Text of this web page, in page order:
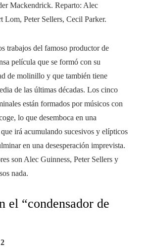
Mackendrick. Reparto: Alec
Lom, Peter Sellers, Cecil Parker.
trabajos del famoso productor de
película que se formó con su
de molinillo y que también tiene
de las últimas décadas. Los cinco
están formados por músicos con
lo que desemboca en una
irá acumulando sucesivos y elípticos
en una desesperación imprevista.
son Alec Guinness, Peter Sellers y
nada.
el “condensador de